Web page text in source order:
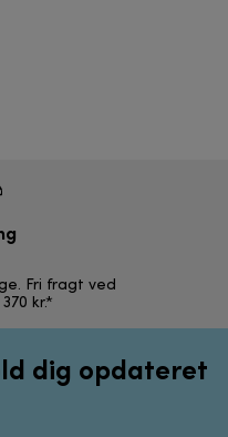
Fri fragt ved
kr.*
dig opdateret